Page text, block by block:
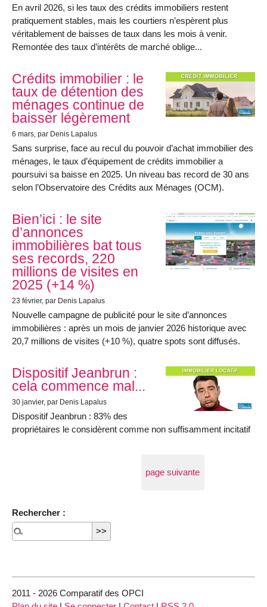
En avril 2026, si les taux des crédits immobiliers restent
pratiquement stables, mais les courtiers n’espèrent plus
véritablement de baisses de taux dans les mois à venir.
Remontée des taux d’intérêts de marché oblige...
Crédits immobilier : le
taux de détention des
ménages continue de
baisser légèrement
6 mars, par Denis Lapalus
Sans surprise, face au recul du pouvoir d’achat immobilier des
ménages, le taux d’équipement de crédits immobilier a
poursuivi sa baisse en 2025. Un niveau bas record de 30 ans
selon l’Observatoire des Crédits aux Ménages (OCM).
Bien’ici : le site
d’annonces
immobilières bat tous
ses records, 220
millions de visites en
2025 (+14 %)
23 février, par Denis Lapalus
Nouvelle campagne de publicité pour le site d’annonces
immobilières : après un mois de janvier 2026 historique avec
20,7 millions de visites (+10 %), quatre spots sont diffusés.
Dispositif Jeanbrun :
cela commence mal...
30 janvier, par Denis Lapalus
Dispositif Jeanbrun : 83% des
propriétaires le considèrent comme non suffisamment incitatif
page suivante
Rechercher :
2011 - 2026 Comparatif des OPCI